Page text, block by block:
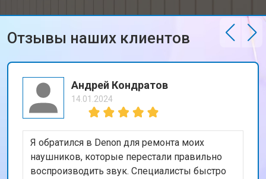
Отзывы наших клиентов
Андрей Кондратов
14.01.2024
Я обратился в Denon для ремонта моих
наушников, которые перестали правильно
воспроизводить звук. Специалисты быстро